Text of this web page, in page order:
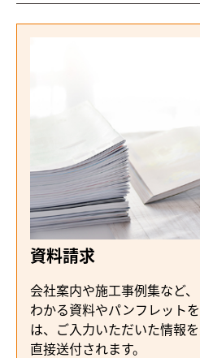
資料請求
会社案内や施工事例集など
わかる資料やパンフレット
は、ご入力いただいた情報
直接送付されます。